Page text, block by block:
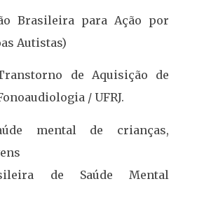
Brasileira para Ação por
Autistas)
de Aquisição de
/ UFRJ.
mental de crianças,
de Saúde Mental